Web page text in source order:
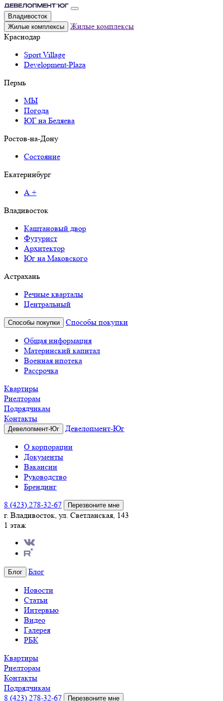
Владивосток
Жилые комплексы
Жилые комплексы
Краснодар
Sport Village
Development-Plaza
Пермь
МЫ
Погода
ЮГ на Беляева
Ростов-на-Дону
Состояние
Екатеринбург
А +
Владивосток
Каштановый двор
Футурист
Архитектор
Юг на Маковского
Астрахань
Речные кварталы
Центральный
Способы покупки
Способы покупки
Общая информация
Материнский капитал
Военная ипотека
Рассрочка
Квартиры
Риелторам
Подрядчикам
Контакты
Девелопмент-Юг
Девелопмент-Юг
О корпорации
Документы
Вакансии
Руководство
Брендинг
8 (423) 278-32-67
Перезвоните мне
г. Владивосток, ул. Светланская, 143
1 этаж
Блог
Блог
Новости
Статьи
Интервью
Видео
Галерея
РБК
Квартиры
Риелторам
Контакты
Подрядчикам
8 (423) 278-32-67
Перезвоните мне